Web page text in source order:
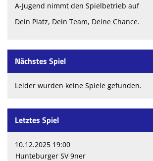
A-Jugend nimmt den Spielbetrieb auf
Dein Platz, Dein Team, Deine Chance.
Nächstes Spiel
Leider wurden keine Spiele gefunden.
Letztes Spiel
10.12.2025 19:00
Hunteburger SV 9ner